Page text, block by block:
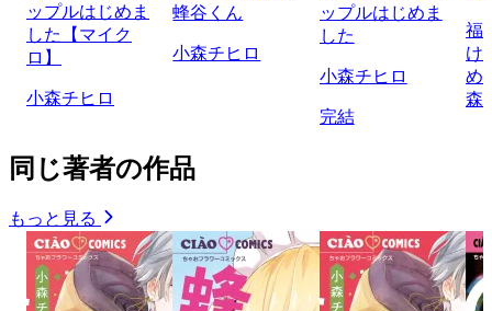
ップルはじめま
した【マイク
ロ】
小森チヒロ
蜂谷くん
小森チヒロ
ップルはじめま
した
小森チヒロ
完結
福
け
め
森
同じ著者の作品
もっと見る